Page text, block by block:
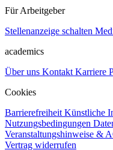
Für Arbeitgeber
Stellenanzeige schalten
academics
Über uns Kontakt Karriere
Cookies
Barrierefreiheit Künstliche
Nutzungsbedingungen
Veranstaltungshinweise &
Vertrag widerrufen